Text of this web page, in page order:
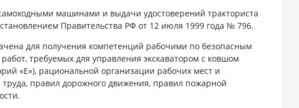
машинами и выдачи удостоверений тракториста
Правительства РФ от 12 июля 1999 года № 796.
для получения компетенций рабочими по безопасным
требуемых для управления экскаватором с ковшом
«Е»), рациональной организации рабочих мест и
правил дорожного движения, правил пожарной